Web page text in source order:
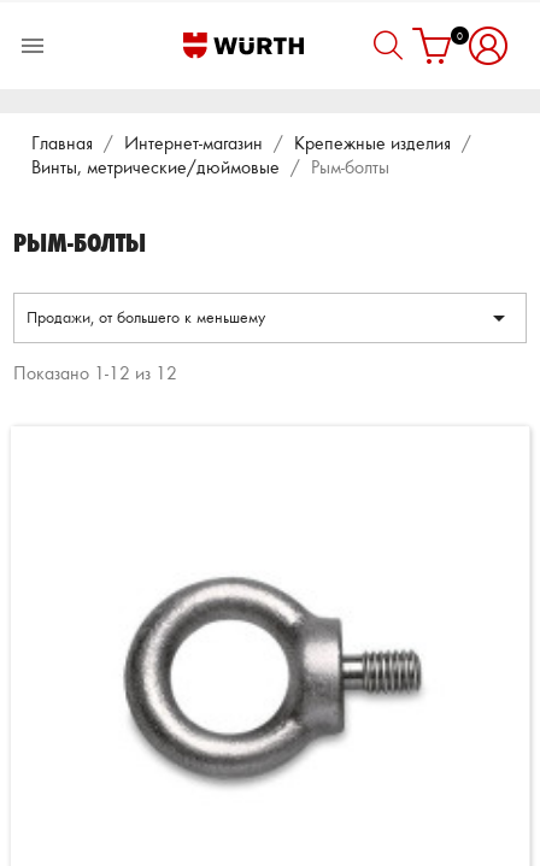
 0
Главная Интернет-магазин
Крепежные изделия
Винты, метрические/дюймовые
Рым-болты
РЫМ-БОЛТЫ
Продажи, от большего к меньшему 
Показано 1-12 из 12